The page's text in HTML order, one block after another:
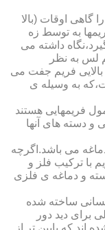
گاهی اوقات (بالا
به توسط زه
داشته می
لس به نظر
فریم جفت می
به وسیله ی
فریمهایی هستند
و دسته های آنها
می باشد.اگرچه
با ترکیب فلز و
و دماغه ی فلزی
ساخته شده
برای دید دور